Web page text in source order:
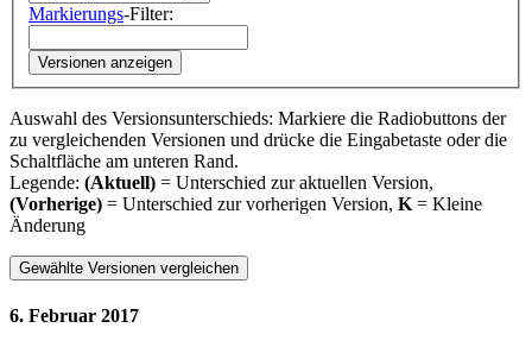
Markierungs-Filter:
Versionen anzeigen
Auswahl des Versionsunterschieds: Markiere die Radiobuttons der
zu vergleichenden Versionen und drücke die Eingabetaste oder die
Schaltfläche am unteren Rand.
Legende: (Aktuell) = Unterschied zur aktuellen Version,
(Vorherige) = Unterschied zur vorherigen Version, K = Kleine
Änderung
6. Februar 2017